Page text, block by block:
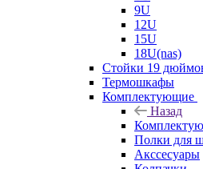
9U
12U
15U
18U(nas)
Стойки 19
Термошкафы
Комплектующие
Назад
Полки для
Акссесуары